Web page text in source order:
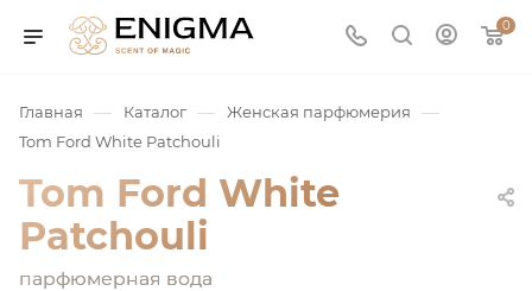
0
Главная — Каталог — Женская парфюмерия —
Tom Ford White Patchouli
Tom Ford White
Patchouli
парфюмерная вода